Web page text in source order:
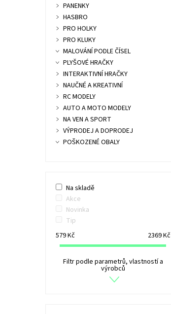
PANENKY
HASBRO
PRO HOLKY
PRO KLUKY
MALOVÁNÍ PODLE ČÍSEL
PLYŠOVÉ HRAČKY
INTERAKTIVNÍ HRAČKY
NAUČNÉ A KREATIVNÍ
RC MODELY
AUTO A MOTO MODELY
NA VEN A SPORT
VÝPRODEJ A DOPRODEJ
POŠKOZENÉ OBALY
Na skladě
Akce
Novinka
Tip
579Kč 2369Kč
Filtr podle parametrů, vlastností a
výrobců